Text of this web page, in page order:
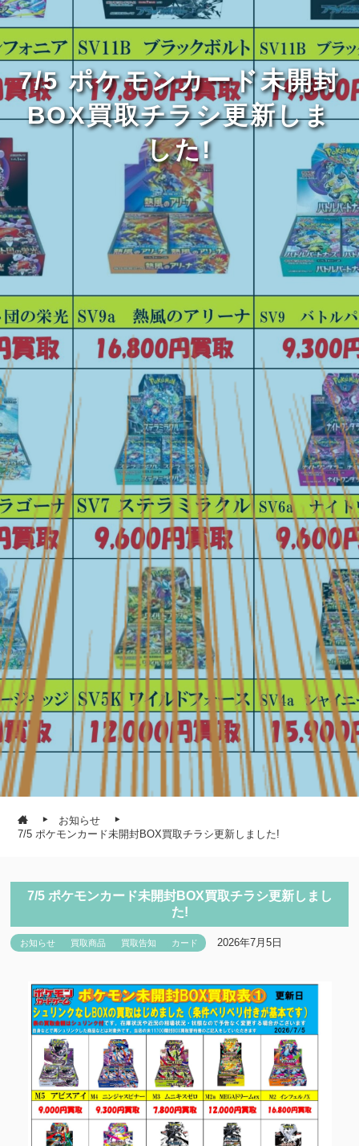
7/5 ポケモンカード未開封
BOX買取チラシ更新しま
した!
お知らせ
7/5 ポケモンカード未開封BOX買取チラシ更新しました!
7/5 ポケモンカード未開封BOX買取チラシ更新しまし
た!
お知らせ 買取商品 買取告知 カード 2026年7月5日